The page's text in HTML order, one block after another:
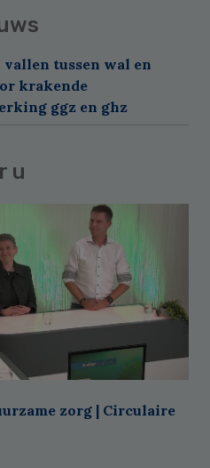
tussen wal en
krakende
ggz en ghz
u
zorg | Circulaire